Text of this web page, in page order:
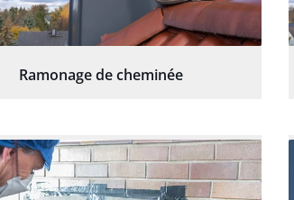
Ramonage de cheminée